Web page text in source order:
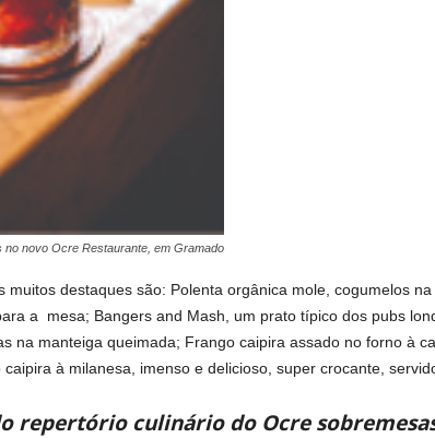
no novo Ocre Restaurante, em Gramado
muitos destaques são: Polenta orgânica mole, cogumelos
a mesa; Bangers and Mash, um prato típico dos pubs
na manteiga queimada; Frango caipira assado no forno à
à milanesa, imenso e delicioso, super crocante,
repertório culinário do Ocre